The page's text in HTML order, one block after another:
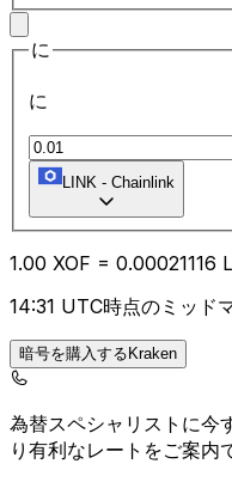
に
に
LINK - Chainlink
1.00 XOF = 0.00021116
14:31 UTC時点のミッド
暗号を購入するKraken
為替スペシャリストに今
り有利なレートをご案内